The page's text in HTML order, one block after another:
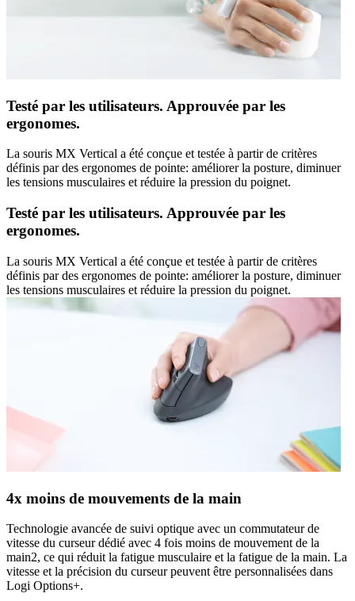
Testé par les utilisateurs. Approuvée par les
ergonomes.
La souris MX Vertical a été conçue et testée à partir de critères
définis par des ergonomes de pointe: améliorer la posture, diminuer
les tensions musculaires et réduire la pression du poignet.
Testé par les utilisateurs. Approuvée par les
ergonomes.
La souris MX Vertical a été conçue et testée à partir de critères
définis par des ergonomes de pointe: améliorer la posture, diminuer
les tensions musculaires et réduire la pression du poignet.
4x moins de mouvements de la main
Technologie avancée de suivi optique avec un commutateur de
vitesse du curseur dédié avec 4 fois moins de mouvement de la
main2, ce qui réduit la fatigue musculaire et la fatigue de la main. La
vitesse et la précision du curseur peuvent être personnalisées dans
Logi Options+.